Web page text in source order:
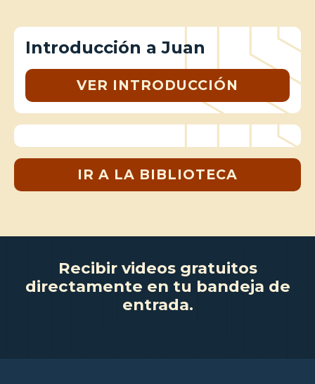
Introducción a Juan
VER INTRODUCCIÓN
IR A LA BIBLIOTECA
Recibir videos gratuitos
directamente en tu bandeja de
entrada.